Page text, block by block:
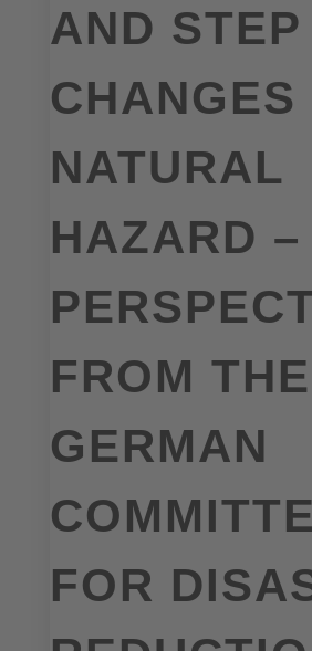
AND STEP
CHANGES
NATURAL
HAZARD –
FROM THE
GERMAN
FOR